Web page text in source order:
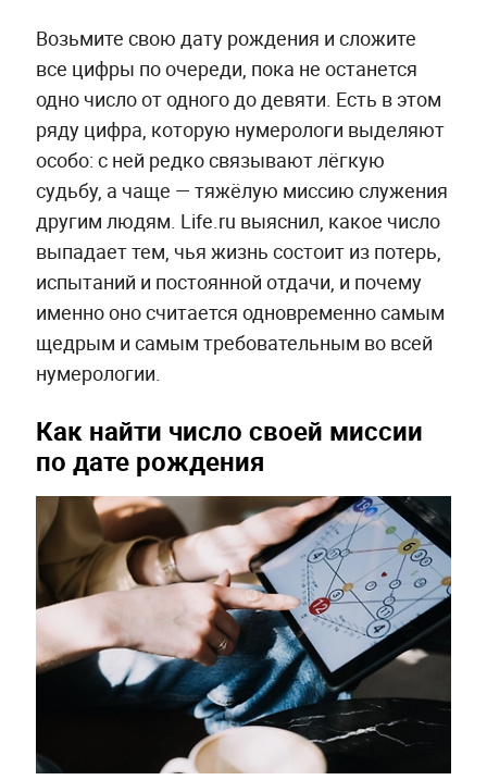
Возьмите свою дату рождения и сложите
все цифры по очереди, пока не останется
одно число от одного до девяти. Есть в этом
ряду цифра, которую нумерологи выделяют
особо: с ней редко связывают лёгкую
судьбу, а чаще — тяжёлую миссию служения
другим людям. Life.ru выяснил, какое число
выпадает тем, чья жизнь состоит из потерь,
испытаний и постоянной отдачи, и почему
именно оно считается одновременно самым
щедрым и самым требовательным во всей
нумерологии.
Как найти число своей миссии
по дате рождения